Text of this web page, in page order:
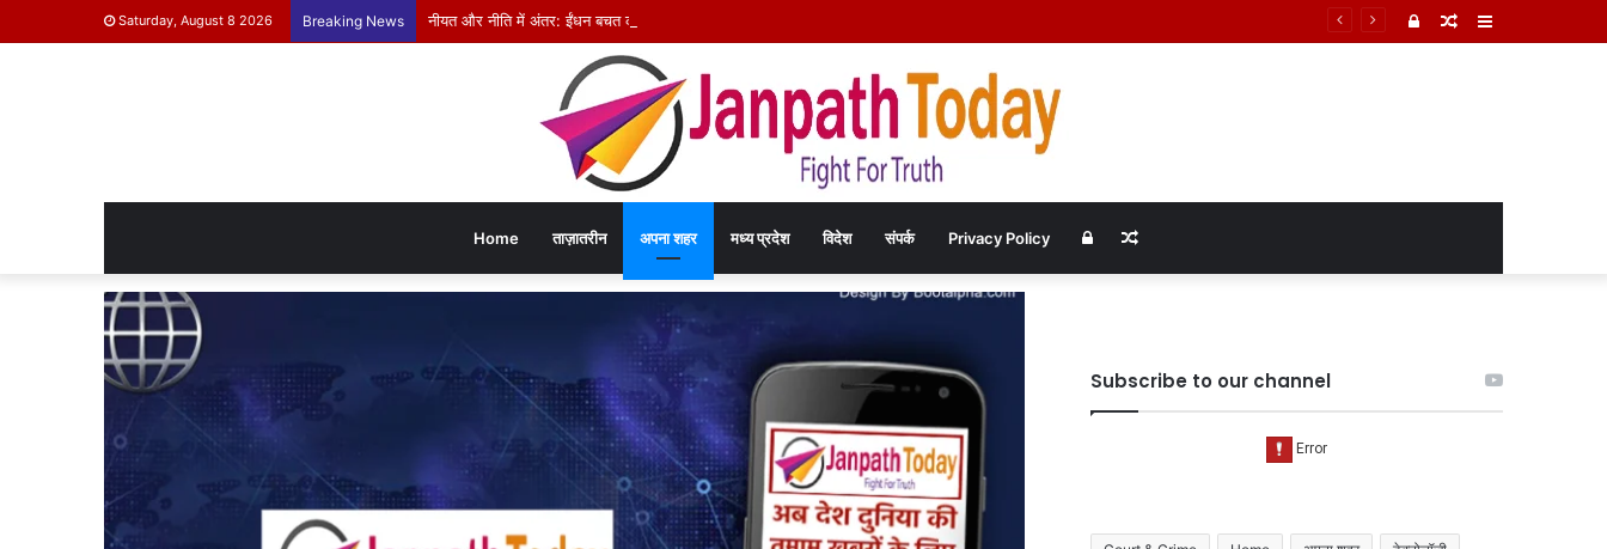
Saturday, August 8 2026 Breaking News नीयत और नीति में अंतर: ईंधन बचत का संदेश देने निकले अफसर, वापसी में सरकारी वाहनों से लौटे Random
Log
Home ताज़ातरीन अपना शहर मध्य प्रदेश विदेश संपर्क Privacy Policy Random
Log
Subscribe to our channel